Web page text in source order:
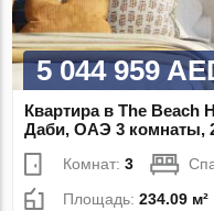
5 044 959
Квартира в The Beach
Даби, ОАЭ 3 комнаты,
Комнат:3
Площадь:234.09 м²